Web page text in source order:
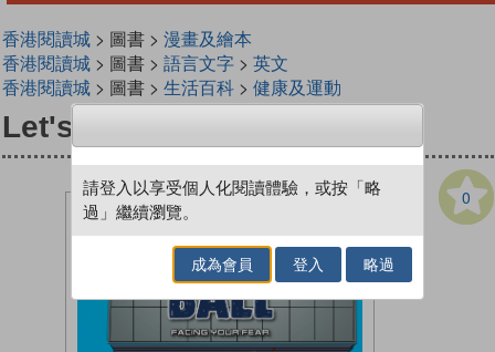
香港閱讀城> 圖書 > 漫畫及繪本
香港閱讀城> 圖書 > 語言文字> 英文
香港閱讀城> 圖書 > 生活百科> 健康及運動
Let's Play Ball
0
請登入以享受個人化閱讀體驗，或按「略
過」繼續瀏覽。
成為會員 登入 略過